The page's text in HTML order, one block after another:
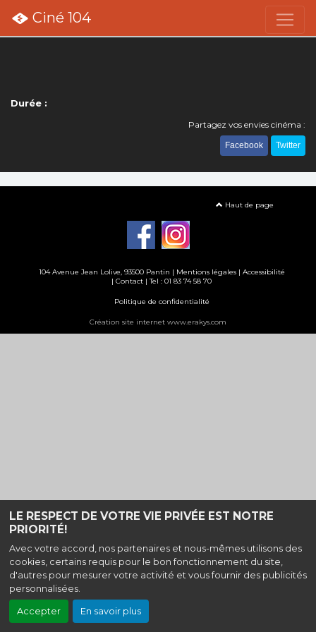
LE RESPECT DE VOTRE VIE PRIVÉE EST NOTRE
PRIORITÉ!
Avec votre accord, nos partenaires et nous-mêmes utilisons des
cookies, certains requis pour le bon fonctionnement du site,
d'autres pour mesurer votre activité et vous fournir des publicités
personnalisées.
Accepter En savoir plus
Ciné 104
Durée :
Partagez vos envies cinéma :
Facebook Twitter
Haut de page
104 Avenue Jean Lolive, 93500 Pantin | Mentions légales| Accessibilité
| Contact | Tel : 01 83 74 58 70
Politique de confidentialité
Création site internet www.erakys.com